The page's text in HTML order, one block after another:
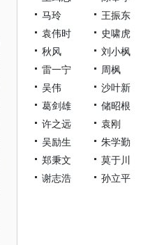
马玲
王振东
袁伟时
史啸虎
秋风
刘小枫
雷一宁
周枫
吴伟
沙叶新
葛剑雄
储昭根
许之远
袁刚
吴励生
朱学勤
郑秉文
莫于川
谢志浩
孙立平